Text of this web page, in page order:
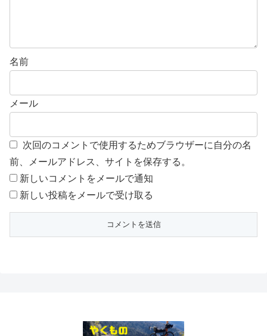
名前
メール
次回のコメントで使用するためブラウザーに自分の名
前、メールアドレス、サイトを保存する。
新しいコメントをメールで通知
新しい投稿をメールで受け取る